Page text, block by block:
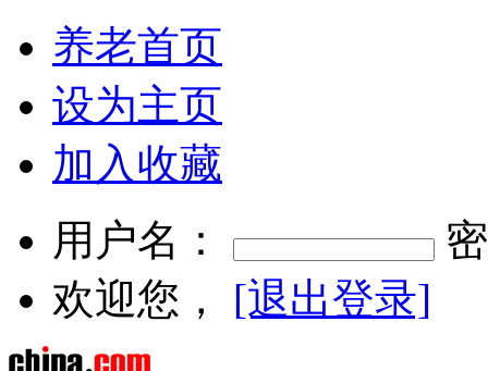
养老首页
设为主页
加入收藏
用户名：
欢迎您，
[退出登录]